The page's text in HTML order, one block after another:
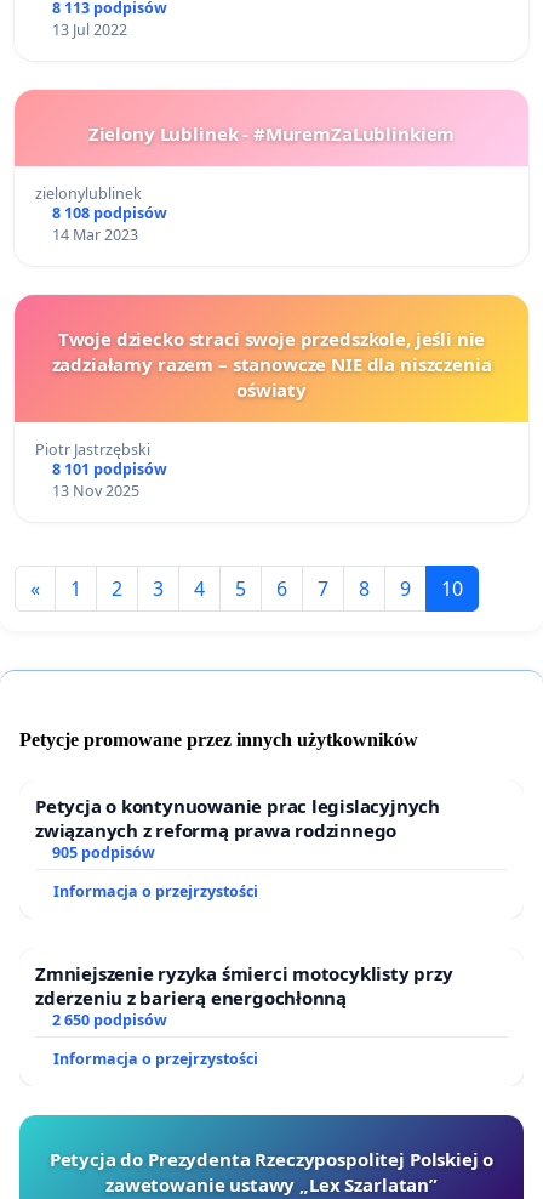
8 113 podpisów
13 Jul 2022
Zielony Lublinek - #MuremZaLublinkiem
zielonylublinek
8 108 podpisów
14 Mar 2023
Twoje dziecko straci swoje przedszkole, jeśli nie
zadziałamy razem – stanowcze NIE dla niszczenia
oświaty
Piotr Jastrzębski
8 101 podpisów
13 Nov 2025
« 1 2 3 4 5 6 7 8 9 10
Petycje promowane przez innych użytkowników
Petycja o kontynuowanie prac legislacyjnych
związanych z reformą prawa rodzinnego
905 podpisów
Informacja o przejrzystości
Zmniejszenie ryzyka śmierci motocyklisty przy
zderzeniu z barierą energochłonną
2 650 podpisów
Informacja o przejrzystości
Petycja do Prezydenta Rzeczypospolitej Polskiej o
zawetowanie ustawy „Lex Szarlatan”